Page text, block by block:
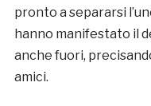
pronto a separarsi
hanno manifestato il
anche fuori,
amici.